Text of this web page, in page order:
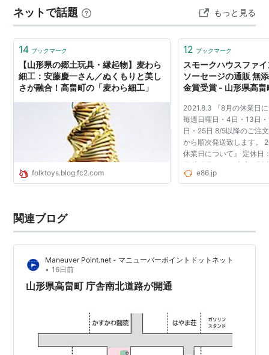
酷くならないうちにと帰ることにしました。地元に戻る
と、こちらは雨は降っていなかったようです。道路…
ネットで話題 もっと見る
14 ブックマーク
【山形県の郷土玩具・縁起物】麦わら
細工：安藤慶一さん／ぬくもりと美し
さが融合！高畠町の「麦わら細工」
folktoys.blog.fc2.com
12 ブックマーク
スモークハウスファ
ソーセージの通販 無
金賞受賞 - 山形県高畠
2021.8.3 『8月の休業日
毎週日曜日・4日・13日
日・25日 8/5以降のご注
から順次発送致します。
休業日について』 定休日
日 少人数でのご来店、
金銭のトレー渡し、ビニ
e86.jp
関連ブログ
Maneuver Point.net - マニューバーポイントドットネット
• 16日前
山形県高畠町 庁舎南北道路が開通